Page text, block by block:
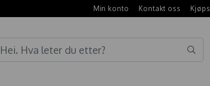
Min konto Kontakt oss